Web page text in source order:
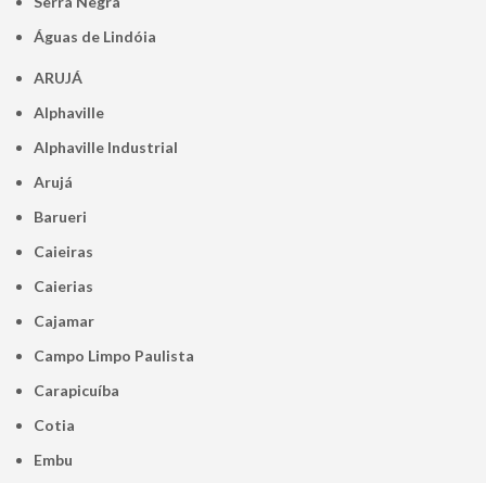
Águas de Lindóia
ARUJÁ
Alphaville
Alphaville Industrial
Arujá
Barueri
Caieiras
Caierias
Cajamar
Campo Limpo Paulista
Carapicuíba
Cotia
Embu